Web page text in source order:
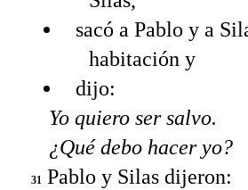
sacó a Pablo y a
habitación y
dijo:
Yo quiero ser salvo.
¿Qué debo hacer yo?
31 Pablo y Silas dijeron: